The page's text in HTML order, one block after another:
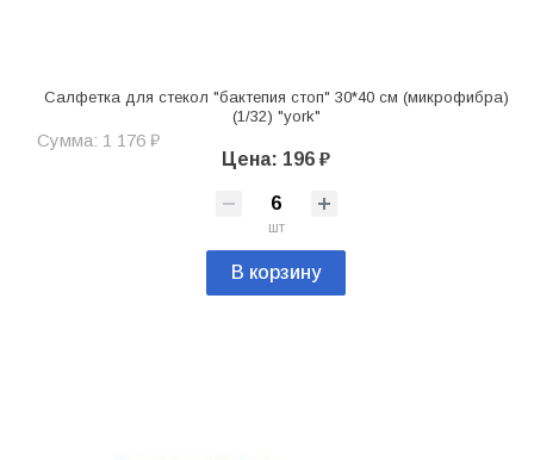
Салфетка для стекол "бактепия стоп" 30*40 см (микрофибра)
(1/32) "york"
Сумма: 1 176 ₽
Цена: 196 ₽
шт
В корзину